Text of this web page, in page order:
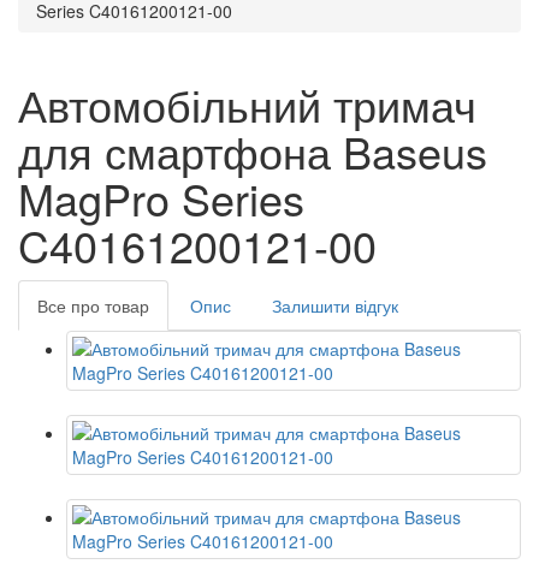
Series C40161200121-00
Автомобільний тримач
для смартфона Baseus
MagPro Series
C40161200121-00
Все про товар Опис Залишити відгук